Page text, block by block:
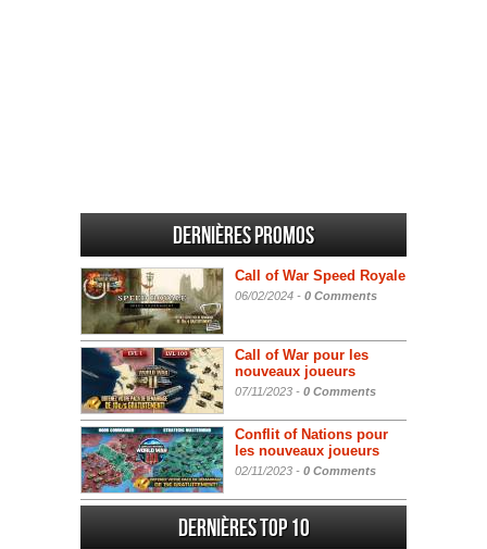
Dernières promos
Call of War Speed Royale
06/02/2024 - 0 Comments
Call of War pour les
nouveaux joueurs
07/11/2023 - 0 Comments
Conflit of Nations pour
les nouveaux joueurs
02/11/2023 - 0 Comments
Dernières Top 10